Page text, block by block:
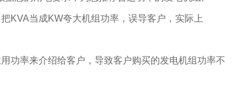
KVA当成KW夸大机组功率，误导客户，实际上
功率来介绍给客户，导致客户购买的发电机组功率不